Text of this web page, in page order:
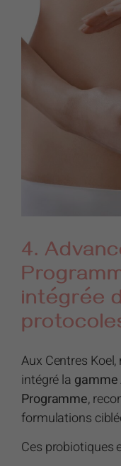
4.
intégrée
Aux Centres
intégré la
Programme,
formulations
Ces probiotiques